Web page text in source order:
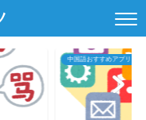
中国語おすすめアプリ・参